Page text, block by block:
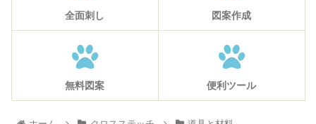
全面刺し 図案作成
無料図案 便利ツール